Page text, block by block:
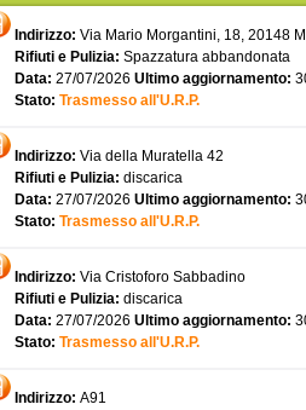
Indirizzo: Via Mario Morgantini, 18, 20148
Rifiuti e Pulizia: Spazzatura abbandonata
Data: 27/07/2026 Ultimo aggiornamento:
Stato: Trasmesso all'U.R.P.
Indirizzo: Via della Muratella 42
Rifiuti e Pulizia: discarica
Data: 27/07/2026 Ultimo aggiornamento:
Stato: Trasmesso all'U.R.P.
Indirizzo: Via Cristoforo Sabbadino
Rifiuti e Pulizia: discarica
Data: 27/07/2026 Ultimo aggiornamento:
Stato: Trasmesso all'U.R.P.
Indirizzo: A91